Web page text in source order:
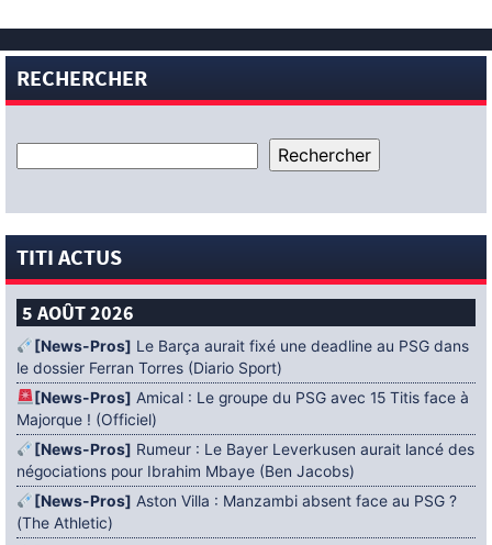
RECHERCHER
TITI ACTUS
5 AOÛT 2026
[News-Pros] Le Barça aurait fixé une deadline au PSG dans
le dossier Ferran Torres (Diario Sport)
[News-Pros] Amical : Le groupe du PSG avec 15 Titis face à
Majorque ! (Officiel)
[News-Pros] Rumeur : Le Bayer Leverkusen aurait lancé des
négociations pour Ibrahim Mbaye (Ben Jacobs)
[News-Pros] Aston Villa : Manzambi absent face au PSG ?
(The Athletic)